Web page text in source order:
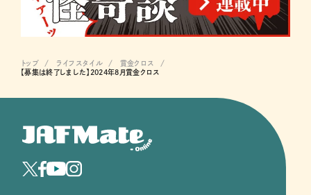
トップ ライフスタイル
賞金クロス
【募集は終了しました】2024年8月賞金クロス